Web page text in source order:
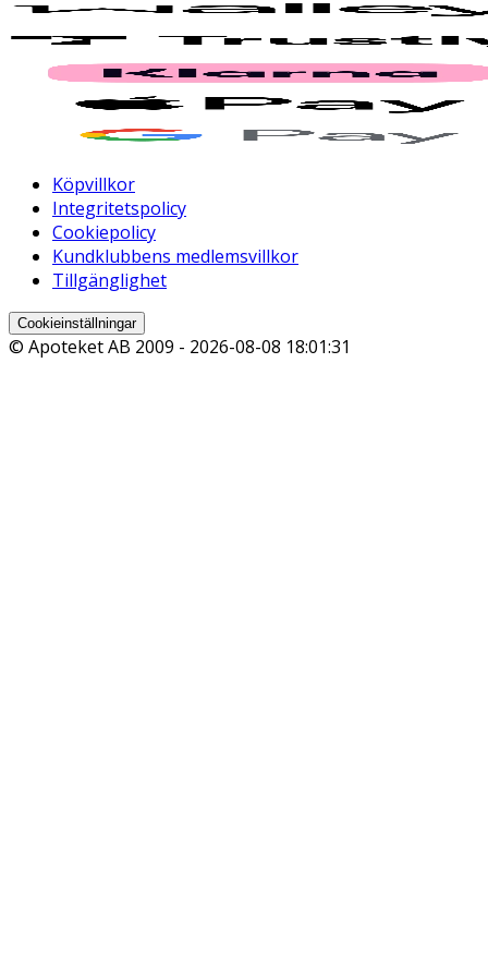
Köpvillkor
Integritetspolicy
Cookiepolicy
Kundklubbens medlemsvillkor
Tillgänglighet
Cookieinställningar
© Apoteket AB 2009 - 2026-08-08 18:01:31